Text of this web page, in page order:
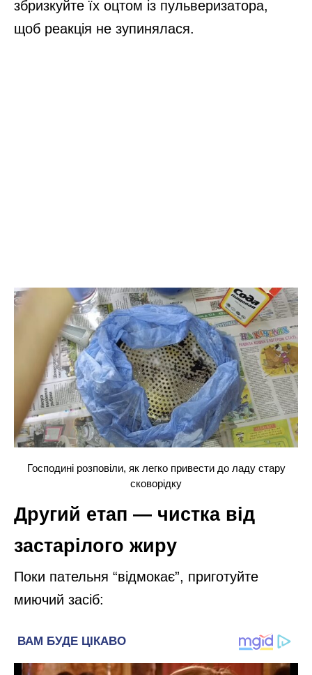
збризкуйте їх оцтом із пульверизатора,
щоб реакція не зупинялася.
Господині розповіли, як легко привести до ладу стару
сковорідку
Другий етап — чистка від
застарілого жиру
Поки пательня “відмокає”, приготуйте
миючий засіб: